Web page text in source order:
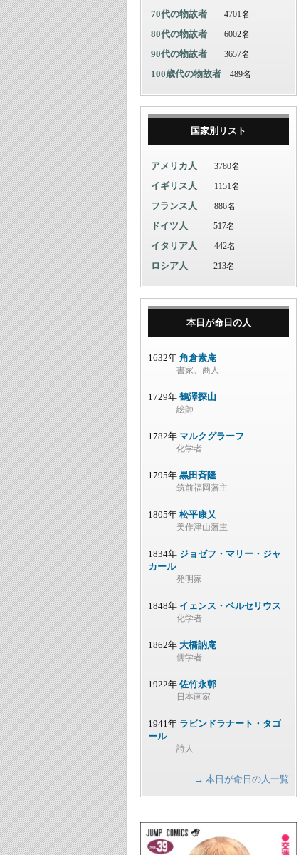
70代の物故者 4701名
80代の物故者 6002名
90代の物故者 3657名
100歳代の物故者 489名
国家別リスト
アメリカ人 3780名
イギリス人 1151名
フランス人 886名
ドイツ人 517名
イタリア人 442名
ロシア人 213名
本日が命日の人
1632年 角倉素庵
書家、商人
1729年 鶴澤探山
絵師
1782年 マルクグラーフ
化学者
1795年 黒田斉隆
筑前福岡藩主
1805年 松平康乂
美作津山藩主
1834年 ジョゼフ・マリー・ジャ
カール
発明家
1848年 イェンス・ベルセリウス
化学者
1862年 大橋訥庵
儒学者
1922年 佐竹永邨
日本画家
1941年 ラビンドラナート・タゴ
ール
詩人
→ 本日が命日の人一覧